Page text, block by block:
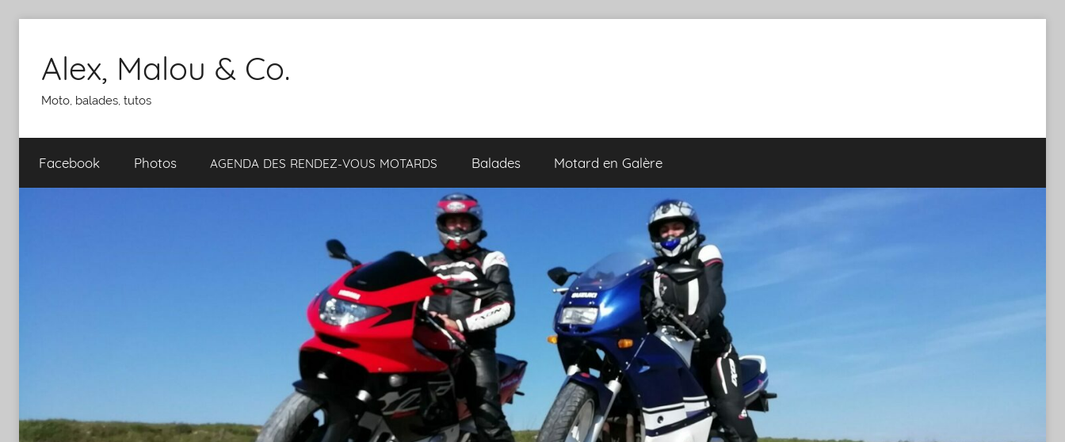
contenu
Alex, Malou & Co.
Moto, balades, tutos
Facebook Photos AGENDA DES RENDEZ-​​VOUS MOTARDS Balades Motard en Galère